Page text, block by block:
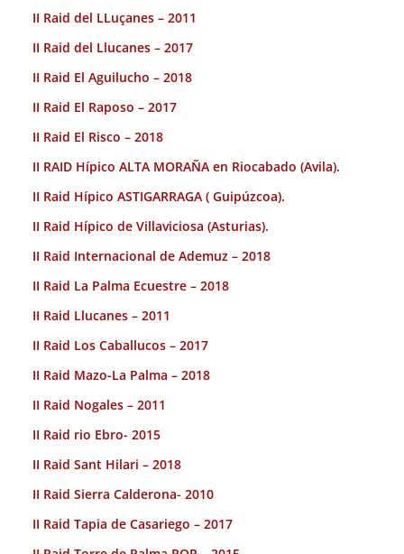
II Raid del LLuçanes – 2011
II Raid del Llucanes – 2017
II Raid El Aguilucho – 2018
II Raid El Raposo – 2017
II Raid El Risco – 2018
II RAID Hípico ALTA MORAÑA en Riocabado (Avila).
II Raid Hípico ASTIGARRAGA ( Guipúzcoa).
II Raid Hípico de Villaviciosa (Asturias).
II Raid Internacional de Ademuz – 2018
II Raid La Palma Ecuestre – 2018
II Raid Llucanes – 2011
II Raid Los Caballucos – 2017
II Raid Mazo-La Palma – 2018
II Raid Nogales – 2011
II Raid rio Ebro- 2015
II Raid Sant Hilari – 2018
II Raid Sierra Calderona- 2010
II Raid Tapia de Casariego – 2017